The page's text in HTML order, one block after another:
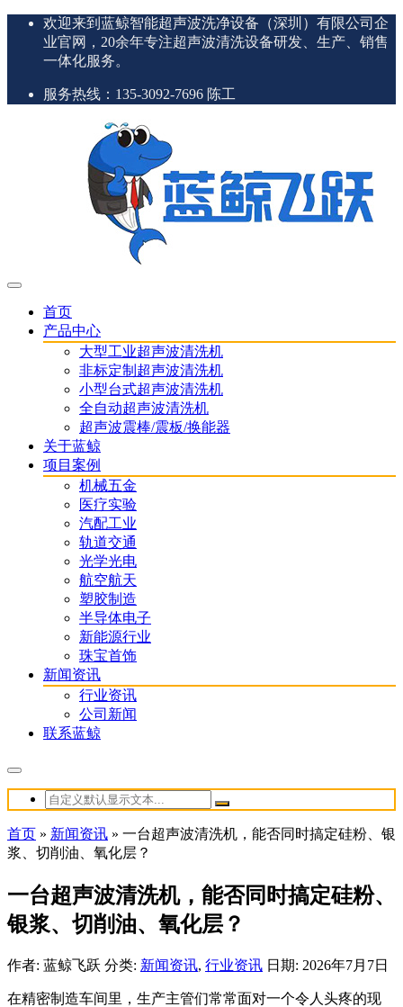
欢迎来到蓝鲸智能超声波洗净设备（深圳）有限公司企
业官网，20余年专注超声波清洗设备研发、生产、销售
一体化服务。
服务热线：135-3092-7696 陈工
首页
产品中心
大型工业超声波清洗机
非标定制超声波清洗机
小型台式超声波清洗机
全自动超声波清洗机
超声波震棒/震板/换能器
关于蓝鲸
项目案例
机械五金
医疗实验
汽配工业
轨道交通
光学光电
航空航天
塑胶制造
半导体电子
新能源行业
珠宝首饰
新闻资讯
行业资讯
公司新闻
联系蓝鲸
首页 » 新闻资讯 » 一台超声波清洗机，能否同时搞定硅粉、银
浆、切削油、氧化层？
一台超声波清洗机，能否同时搞定硅粉、
银浆、切削油、氧化层？
作者: 蓝鲸飞跃 分类: 新闻资讯, 行业资讯 日期: 2026年7月7日
在精密制造车间里，生产主管们常常面对一个令人头疼的现